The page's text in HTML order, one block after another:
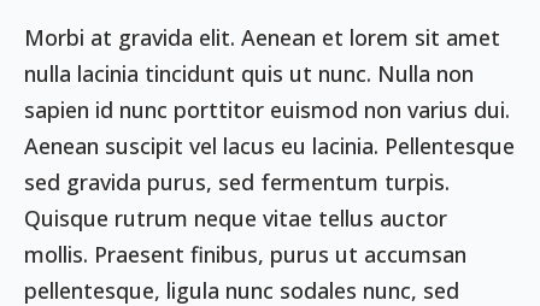
Morbi at gravida elit. Aenean et lorem sit amet
nulla lacinia tincidunt quis ut nunc. Nulla non
sapien id nunc porttitor euismod non varius dui.
Aenean suscipit vel lacus eu lacinia. Pellentesque
sed gravida purus, sed fermentum turpis.
Quisque rutrum neque vitae tellus auctor
mollis. Praesent finibus, purus ut accumsan
pellentesque, ligula nunc sodales nunc, sed